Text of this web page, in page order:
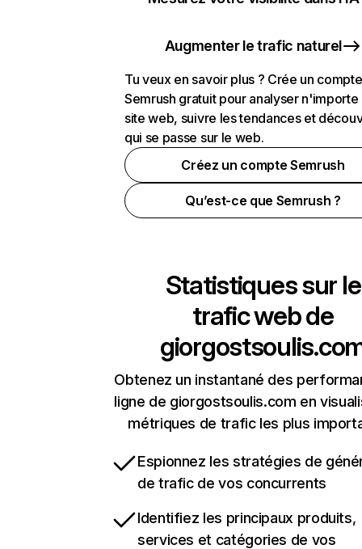
Augmenter le trafic naturel
Tu veux en savoir plus ? Crée un compte
Semrush gratuit pour analyser n'importe
site web, suivre les tendances et
qui se passe sur le web.
Créez un compte Semrush
Qu’est-ce que Semrush ?
Statistiques sur le
trafic web de
Obtenez un instantané des
ligne de giorgostsoulis.com en
métriques de trafic les plus
Espionnez les stratégies de
de trafic de vos concurrents
Identifiez les principaux produits,
services et catégories de vos